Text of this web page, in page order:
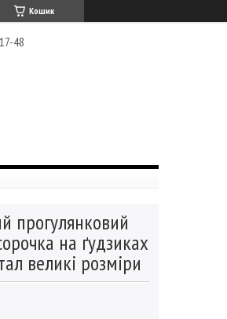
Кошик
48
прогулянковий
на ґудзиках
великі розміри